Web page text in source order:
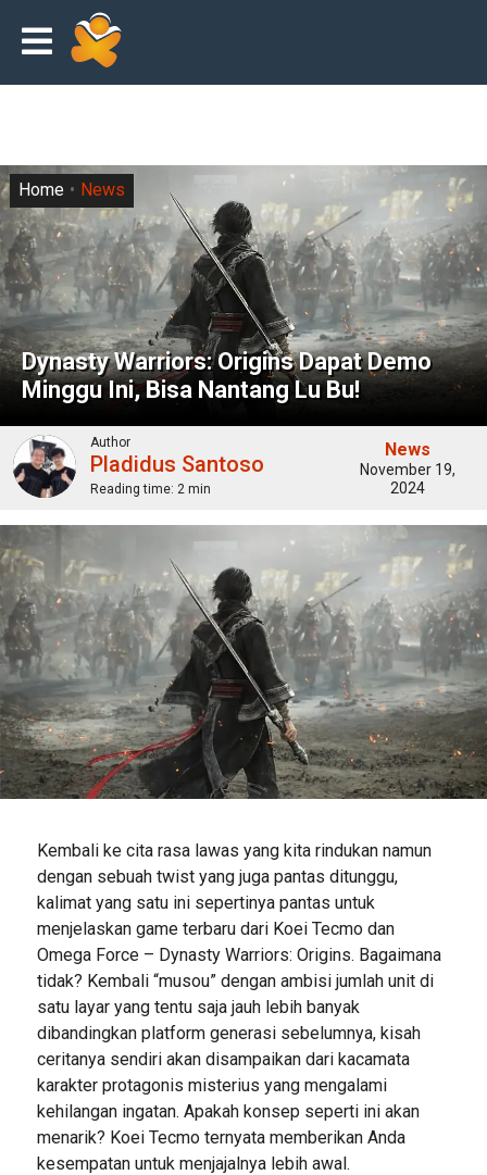
Dynasty Warriors: Origins Dapat Demo
Minggu Ini, Bisa Nantang Lu Bu!
Home News
Author
Pladidus Santoso
Reading time: 2 min
News
November 19,
2024
Kembali ke cita rasa lawas yang kita rindukan namun
dengan sebuah twist yang juga pantas ditunggu,
kalimat yang satu ini sepertinya pantas untuk
menjelaskan game terbaru dari Koei Tecmo dan
Omega Force – Dynasty Warriors: Origins. Bagaimana
tidak? Kembali “musou” dengan ambisi jumlah unit di
satu layar yang tentu saja jauh lebih banyak
dibandingkan platform generasi sebelumnya, kisah
ceritanya sendiri akan disampaikan dari kacamata
karakter protagonis misterius yang mengalami
kehilangan ingatan. Apakah konsep seperti ini akan
menarik? Koei Tecmo ternyata memberikan Anda
kesempatan untuk menjajalnya lebih awal.